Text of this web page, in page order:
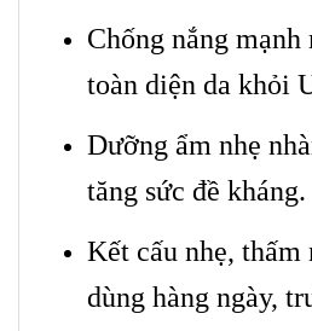
Chống nắng mạnh
toàn diện da khỏi
Dưỡng ẩm nhẹ
tăng sức đề kháng.
Kết cấu nhẹ, thấm
dùng hàng ngày,